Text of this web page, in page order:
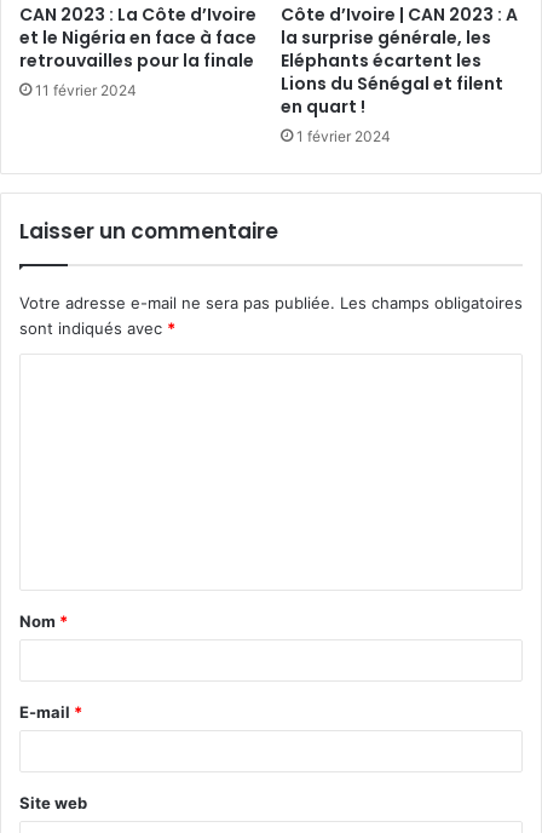
CAN 2023 : La Côte d’Ivoire
et le Nigéria en face à face
retrouvailles pour la finale
11 février 2024
Côte d’Ivoire | CAN 2023 : A
la surprise générale, les
Eléphants écartent les
Lions du Sénégal et filent
en quart !
1 février 2024
Laisser un commentaire
Votre adresse e-mail ne sera pas publiée. Les champs obligatoires
sont indiqués avec *
t
a
e
*
Nom *
E-mail *
Site web